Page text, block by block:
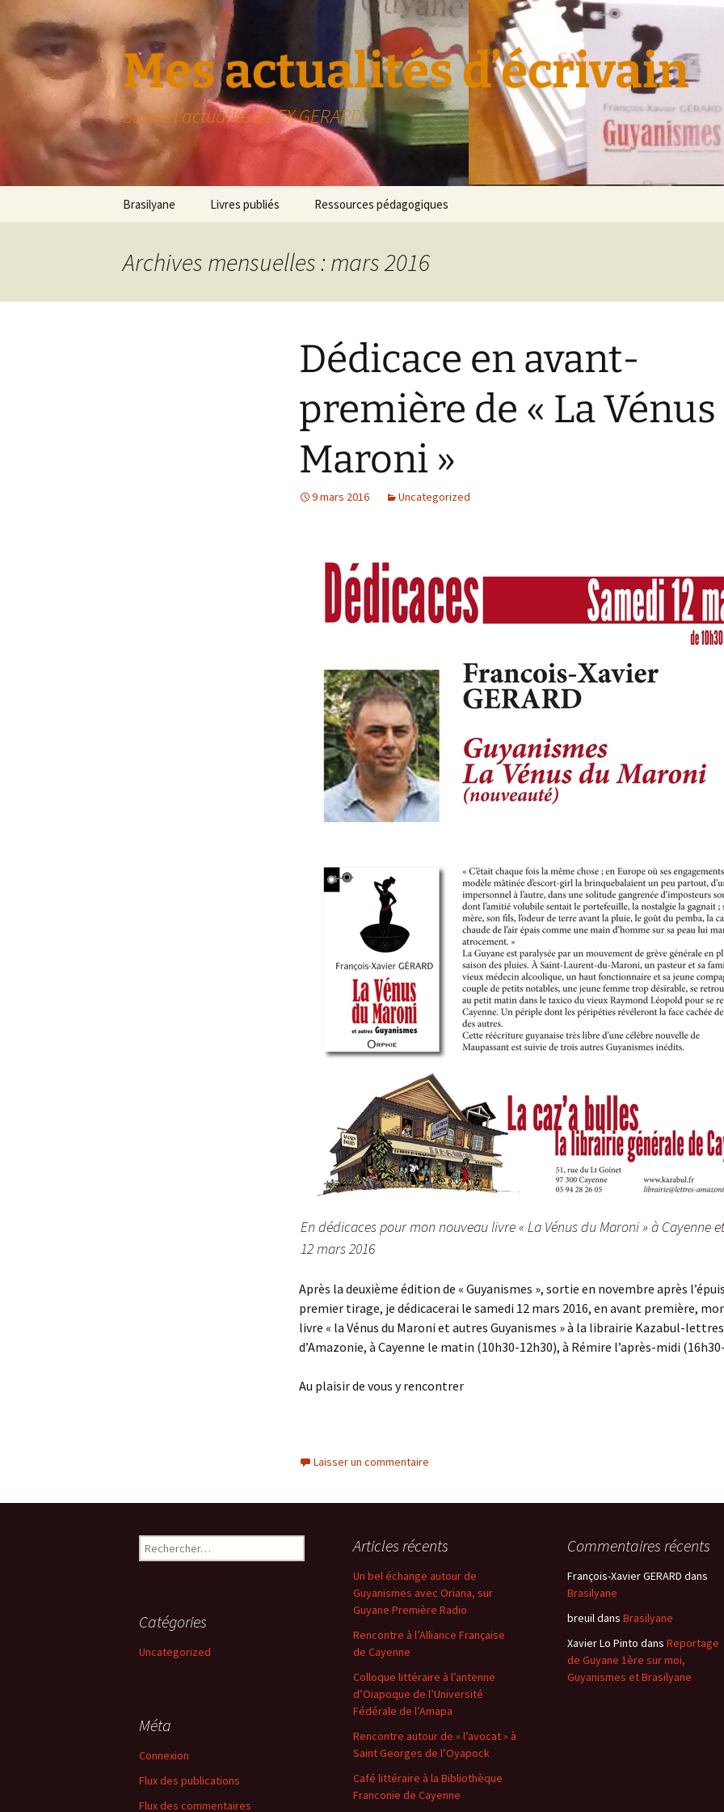
contenu
Mes actualités d’écrivain
Suivre l’actualité de FX GERARD
Brasilyane Livres publiés Ressources pédagogiques
Archives mensuelles : mars 2016
Dédicace en avant-
première de « La
Maroni »
9 mars 2016 Uncategorized
En dédicaces pour mon nouveau livre « La Vénus du Maroni » à Cayenne
12 mars 2016
Après la deuxième édition de « Guyanismes », sortie en novembre après
premier tirage, je dédicacerai le samedi 12 mars 2016, en avant première,
livre « la Vénus du Maroni et autres Guyanismes » à la librairie Kazabul-lettres
d’Amazonie, à Cayenne le matin (10h30-12h30), à Rémire l’après-midi
Au plaisir de vous y rencontrer
Laisser un commentaire
Rechercher : Articles récents
Un bel échange autour de
Guyanismes avec Oriana, sur
Guyane Première Radio
Rencontre à l’Alliance Française
de Cayenne
Colloque littéraire à l’antenne
d’Oiapoque de l’Université
Fédérale de l’Amapa
Rencontre autour de « l’avocat » à
Saint Georges de l’Oyapock
Café littéraire à la Bibliothèque
Franconie de Cayenne
Commentaires récents
François-Xavier GERARD dans
Brasilyane
breuildans Brasilyane
Xavier Lo Pinto dans Reportage
de Guyane 1ère sur moi,
Guyanismes et Brasilyane
Catégories
Uncategorized
Méta
Connexion
Flux des publications
Flux des commentaires